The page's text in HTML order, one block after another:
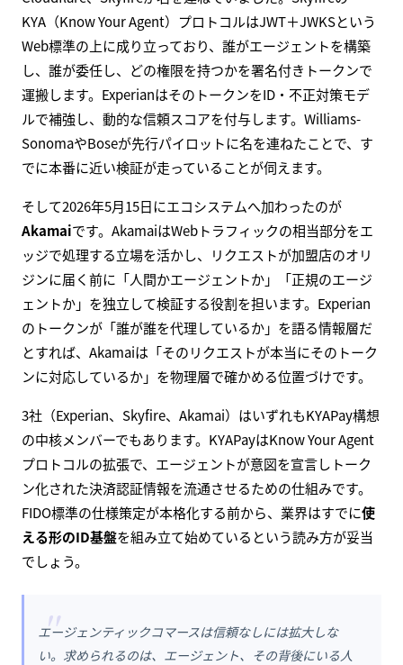
KYA（Know Your Agent）プロトコルはJWT＋JWKSという
Web標準の上に成り立っており、誰がエージェントを構築
し、誰が委任し、どの権限を持つかを署名付きトークンで
運搬します。ExperianはそのトークンをID・不正対策モデ
ルで補強し、動的な信頼スコアを付与します。Williams-
SonomaやBoseが先行パイロットに名を連ねたことで、す
でに本番に近い検証が走っていることが伺えます。
そして2026年5月15日にエコシステムへ加わったのが
Akamaiです。AkamaiはWebトラフィックの相当部分をエ
ッジで処理する立場を活かし、リクエストが加盟店のオリ
ジンに届く前に「人間かエージェントか」「正規のエージ
ェントか」を独立して検証する役割を担います。Experian
のトークンが「誰が誰を代理しているか」を語る情報層だ
とすれば、Akamaiは「そのリクエストが本当にそのトーク
ンに対応しているか」を物理層で確かめる位置づけです。
3社（Experian、Skyfire、Akamai）はいずれもKYAPay構想
の中核メンバーでもあります。KYAPayはKnow Your Agent
プロトコルの拡張で、エージェントが意図を宣言しトーク
ン化された決済認証情報を流通させるための仕組みです。
FIDO標準の仕様策定が本格化する前から、業界はすでに使
える形のID基盤を組み立て始めているという読み方が妥当
でしょう。
"
エージェンティックコマースは信頼なしには拡大しな
い。求められるのは、エージェント、その背後にいる人